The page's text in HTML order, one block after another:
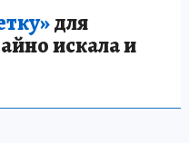
для
искала и